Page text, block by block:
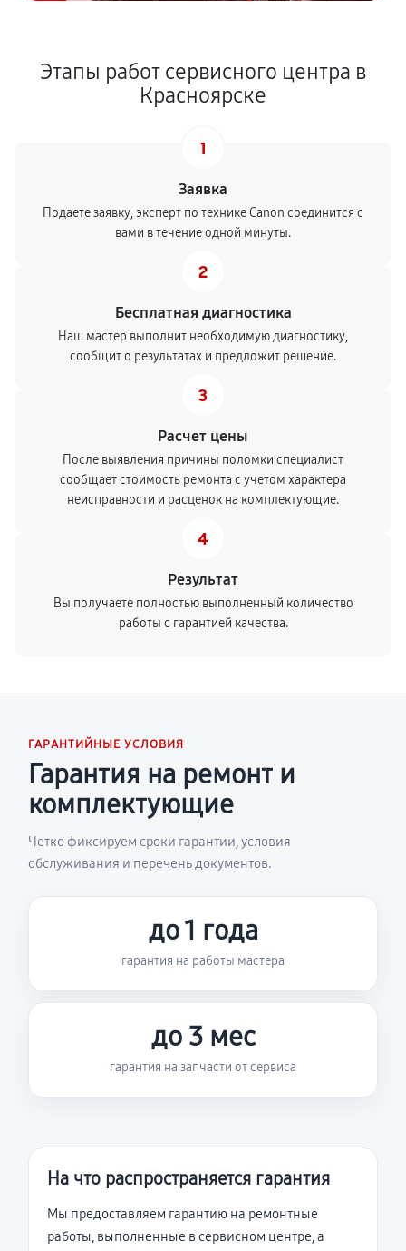
Этапы работ сервисного центра в
Красноярске
1
Заявка
Подаете заявку, эксперт по технике Canon соединится с
вами в течение одной минуты.
2
Бесплатная диагностика
Наш мастер выполнит необходимую диагностику,
сообщит о результатах и предложит решение.
3
Расчет цены
После выявления причины поломки специалист
сообщает стоимость ремонта с учетом характера
неисправности и расценок на комплектующие.
4
Результат
Вы получаете полностью выполненный количество
работы с гарантией качества.
ГАРАНТИЙНЫЕ УСЛОВИЯ
Гарантия на ремонт и
комплектующие
Четко фиксируем сроки гарантии, условия
обслуживания и перечень документов.
до 1 года
гарантия на работы мастера
до 3 мес
гарантия на запчасти от сервиса
На что распространяется гарантия
Мы предоставляем гарантию на ремонтные
работы, выполненные в сервисном центре, а